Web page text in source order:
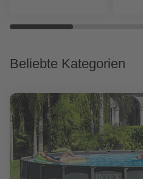
Beliebte Kategorien